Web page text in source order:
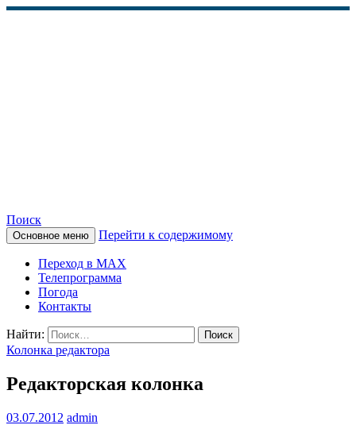
КАМЧАТСКОЕ
ИНФОРМАЦИОННОЕ
АГЕНТСТВО (КИА
«ВЕСТИ»)
Поиск
Основное меню Перейти к содержимому
Переход в MAX
Телепрограмма
Погода
Контакты
Найти:
Колонка редактора
Редакторская колонка
03.07.2012 admin